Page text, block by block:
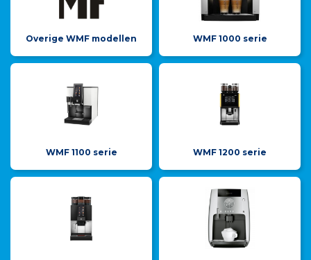
Overige WMF modellen WMF 1000 serie
WMF 1100 serie WMF 1200 serie